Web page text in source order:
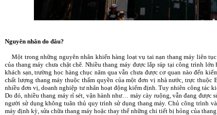
Nguyên nhân do đâu?
Một trong những nguyên nhân khiến hàng loạt vụ tai nạn thang máy liên
của thang máy chưa chặt chẽ. Nhiều thang máy được lắp ráp tại công trình
khách sạn, trường học hàng chục năm qua vẫn chưa được cơ quan nào đến
chất lượng thang máy thuộc thẩm quyền của một đơn vị nhà nước, trực
nhiều đơn vị, doanh nghiệp tư nhân hoạt động kiểm định. Tuy nhiên công tác
Do đó, nhiều thang máy rỉ sét, vận hành như… máy cày ruộng, vẫn đang được
người sử dụng không tuân thủ quy trình sử dụng thang máy. Chủ công trình
máy định kỳ, sửa chữa thang máy hoặc thay thế những chi tiết bị hỏng của